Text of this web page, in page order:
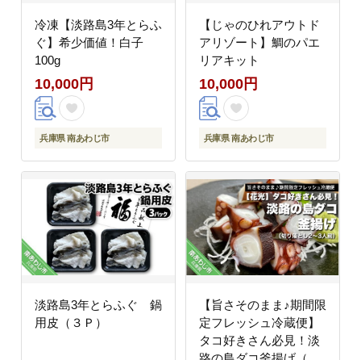
冷凍【淡路島3年とらふ
ぐ】希少価値！白子
100g
10,000円
兵庫県 南あわじ市
【じゃのひれアウトド
アリゾート】鯛のパエ
リアキット
10,000円
兵庫県 南あわじ市
淡路島3年とらふぐ 鍋
用皮（３Ｐ）
【旨さそのまま♪期間限
定フレッシュ冷蔵便】
タコ好きさん必見！淡